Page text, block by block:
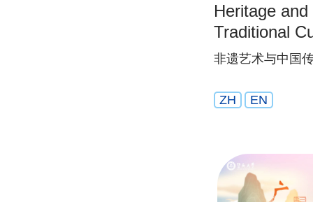
Heritage
Traditional
非遗艺术与中国
ZH EN